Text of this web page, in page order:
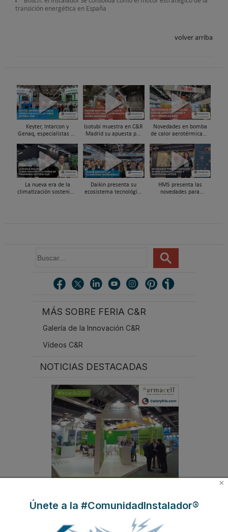
transición energética en España
volver arriba
Keyter, Intarcon y
Genaq, especialistas en
alta eficiencia en Feria
C&R 2025
Isotubi muestra en C&R
Madrid su apuesta por
prensado en acero
inoxidable
Novedades en bomba
de calor aerotérmicas y
Feria C&R 2025
La nueva era de la
climatización sostenible
Daikin presenta su
ecosistema tecnológico
HMS presenta las
novedades para
u
MÁS SOBRE FERIA C&R
Galería de la Innovación C&R
Vídeos C&R
NOTICIAS DESTACADAS
×
Únete a la #ComunidadInstalador®